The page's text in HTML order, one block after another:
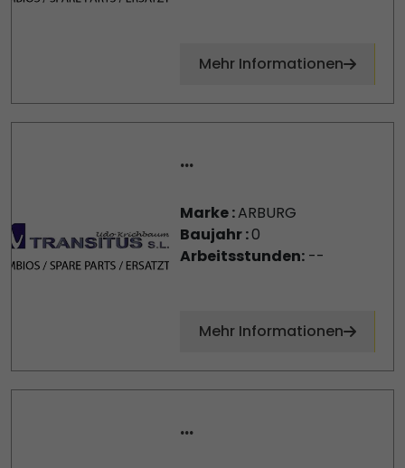
Mehr Informationen
...
Marke :ARBURG
Baujahr :0
Arbeitsstunden:--
Mehr Informationen
...